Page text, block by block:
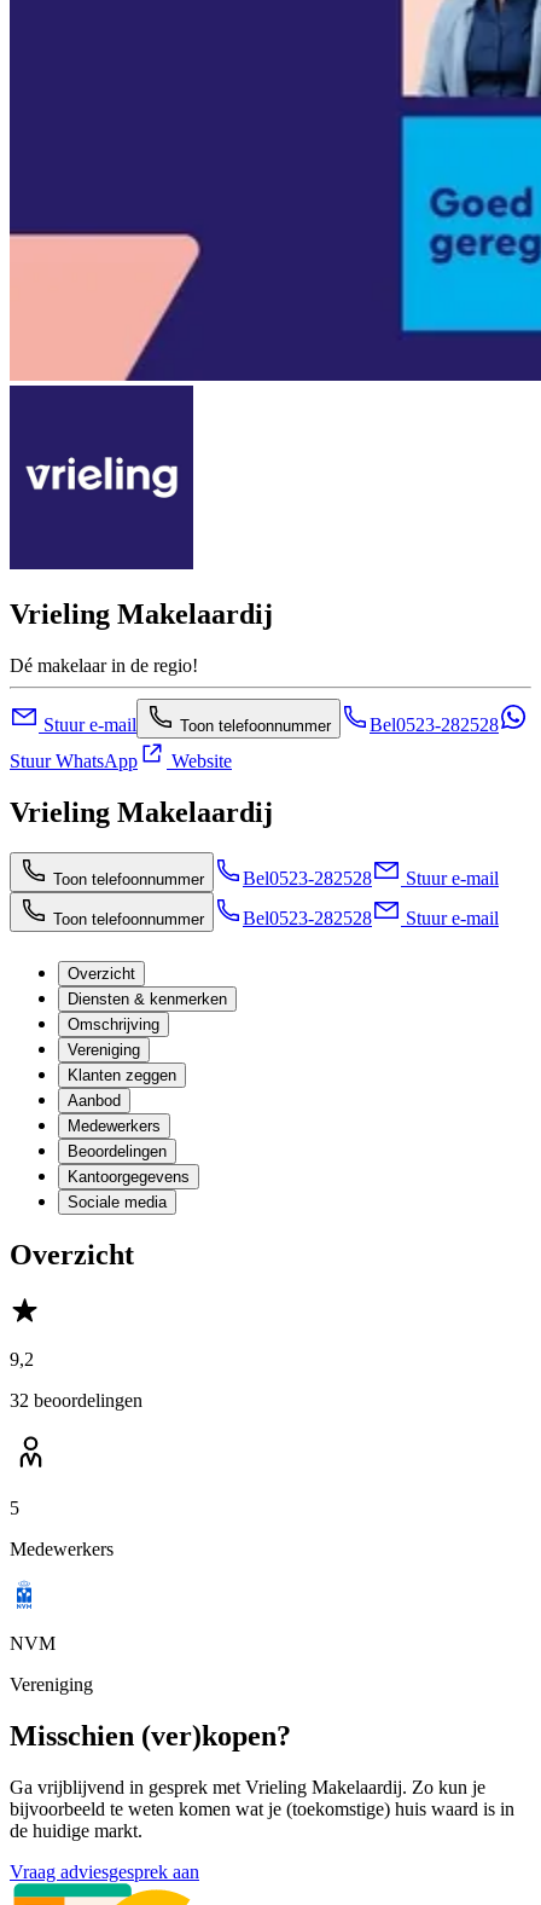
Vrieling Makelaardij
Dé makelaar in de regio!
Stuur e-mail Toon telefoonnummer Bel0523-282528
Stuur WhatsApp
Website
Vrieling Makelaardij
Toon telefoonnummer Bel0523-282528 Stuur e-mail
Toon telefoonnummer Bel0523-282528 Stuur e-mail
Overzicht
Diensten & kenmerken
Omschrijving
Vereniging
Klanten zeggen
Aanbod
Medewerkers
Beoordelingen
Kantoorgegevens
Sociale media
Overzicht
9,2
32 beoordelingen
5
Medewerkers
NVM
Vereniging
Misschien (ver)kopen?
Ga vrijblijvend in gesprek met Vrieling Makelaardij. Zo kun je
bijvoorbeeld te weten komen wat je (toekomstige) huis waard is in
de huidige markt.
Vraag adviesgesprek aan